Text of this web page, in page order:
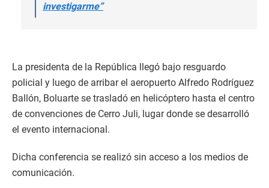
investigarme”
La presidenta de la República llegó bajo resguardo
policial y luego de arribar el aeropuerto Alfredo Rodríguez
Ballón, Boluarte se trasladó en helicóptero hasta el centro
de convenciones de Cerro Juli, lugar donde se desarrolló
el evento internacional.
Dicha conferencia se realizó sin acceso a los medios de
comunicación.